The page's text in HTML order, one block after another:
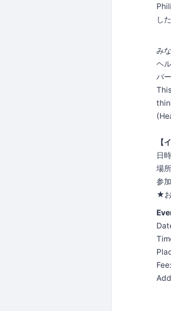
し
み
ヘ
バ
【
日
場
参
★お